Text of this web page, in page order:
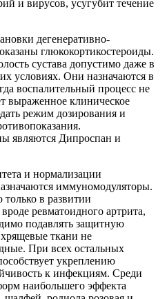
и вирусов, усугубит течение
дегенеративно-
глюкокортикостероиды.
сустава допустимо даже в
условиях. Они назначаются в
воспалительный процесс не
выраженное клиническое
режим дозирования и
являются Дипроспан и
и нормализации
иммуномодуляторы.
в развитии
ревматоидного артрита,
подавлять защитную
ткани не
При всех остальных
укреплению
к инфекциям. Среди
наибольшего эффекта